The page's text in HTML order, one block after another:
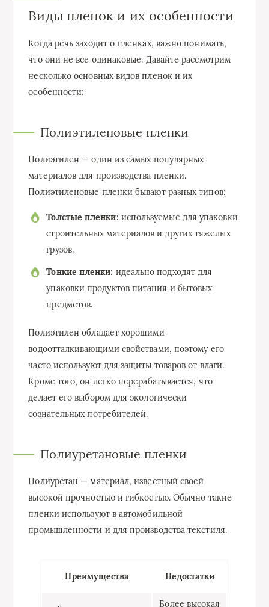
Виды пленок и их особенности
Когда речь заходит о пленках, важно понимать,
что они не все одинаковые. Давайте рассмотрим
несколько основных видов пленок и их
особенности:
Полиэтиленовые пленки
Полиэтилен — один из самых популярных
материалов для производства пленки.
Полиэтиленовые пленки бывают разных типов:
Толстые пленки: используемые для упаковки
строительных материалов и других тяжелых
грузов.
Тонкие пленки: идеально подходят для
упаковки продуктов питания и бытовых
предметов.
Полиэтилен обладает хорошими
водоотталкивающими свойствами, поэтому его
часто используют для защиты товаров от влаги.
Кроме того, он легко перерабатывается, что
делает его выбором для экологически
сознательных потребителей.
Полиуретановые пленки
Полиуретан — материал, известный своей
высокой прочностью и гибкостью. Обычно такие
пленки используют в автомобильной
промышленности и для производства текстиля.
Преимущества Недостатки
Более высокая